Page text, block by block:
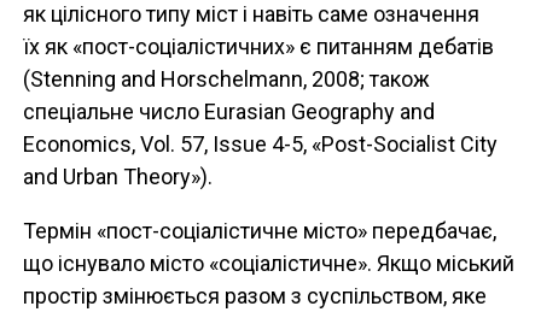
як цілісного типу міст і навіть саме означення
їх як «пост-соціалістичних» є питанням дебатів
(Stenning and Horschelmann, 2008; також
спеціальне число Eurasian Geography and
Economics, Vol. 57, Issue 4-5, «Post-Socialist City
and Urban Theory»).
Термін «пост-соціалістичне місто» передбачає,
що існувало місто «соціалістичне». Якщо міський
простір змінюється разом з суспільством, яке